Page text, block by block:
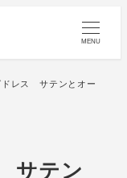
MENU
ドレス サテンとオー
サテン